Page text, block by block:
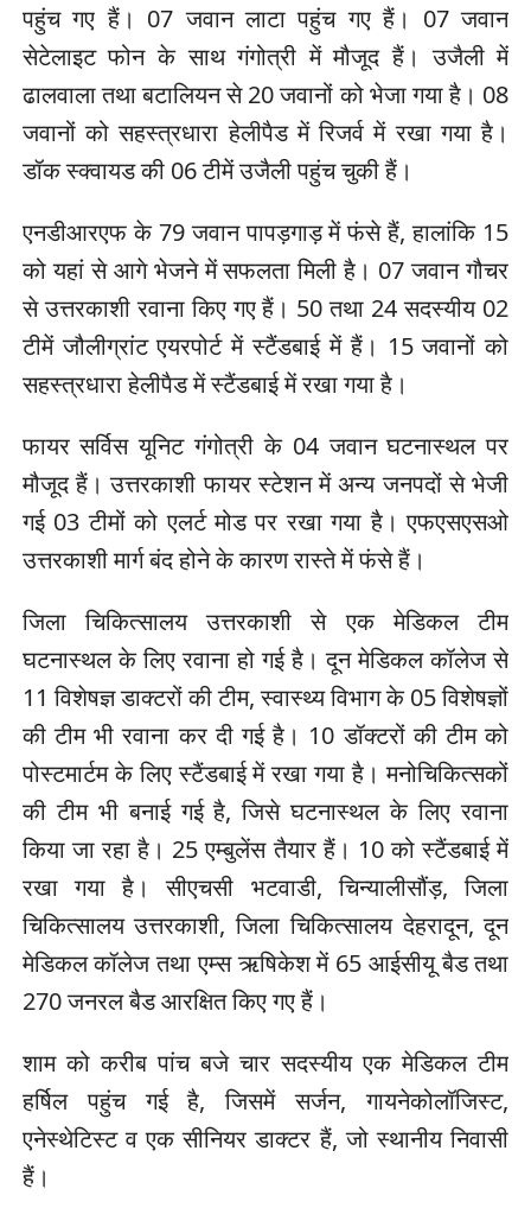
पहुंच गए हैं। 07 जवान लाटा पहुंच गए हैं। 07 जवान
सेटेलाइट फोन के साथ गंगोत्री में मौजूद हैं। उजैली में
ढालवाला तथा बटालियन से 20 जवानों को भेजा गया है। 08
जवानों को सहस्त्रधारा हेलीपैड में रिजर्व में रखा गया है।
डॉक स्क्वायड की 06 टीमें उजैली पहुंच चुकी हैं।
एनडीआरएफ के 79 जवान पापड़गाड़ में फंसे हैं, हालांकि 15
को यहां से आगे भेजने में सफलता मिली है। 07 जवान गौचर
से उत्तरकाशी रवाना किए गए हैं। 50 तथा 24 सदस्यीय 02
टीमें जौलीग्रांट एयरपोर्ट में स्टैंडबाई में हैं। 15 जवानों को
सहस्त्रधारा हेलीपैड में स्टैंडबाई में रखा गया है।
फायर सर्विस यूनिट गंगोत्री के 04 जवान घटनास्थल पर
मौजूद हैं। उत्तरकाशी फायर स्टेशन में अन्य जनपदों से भेजी
गई 03 टीमों को एलर्ट मोड पर रखा गया है। एफएसएसओ
उत्तरकाशी मार्ग बंद होने के कारण रास्ते में फंसे हैं।
जिला चिकित्सालय उत्तरकाशी से एक मेडिकल टीम
घटनास्थल के लिए रवाना हो गई है। दून मेडिकल कॉलेज से
11 विशेषज्ञ डाक्टरों की टीम, स्वास्थ्य विभाग के 05 विशेषज्ञों
की टीम भी रवाना कर दी गई है। 10 डॉक्टरों की टीम को
पोस्टमार्टम के लिए स्टैंडबाई में रखा गया है। मनोचिकित्सकों
की टीम भी बनाई गई है, जिसे घटनास्थल के लिए रवाना
किया जा रहा है। 25 एम्बुलेंस तैयार हैं। 10 को स्टैंडबाई में
रखा गया है। सीएचसी भटवाडी, चिन्यालीसौंड़, जिला
चिकित्सालय उत्तरकाशी, जिला चिकित्सालय देहरादून, दून
मेडिकल कॉलेज तथा एम्स ऋषिकेश में 65 आईसीयू बैड तथा
270 जनरल बैड आरक्षित किए गए हैं।
शाम को करीब पांच बजे चार सदस्यीय एक मेडिकल टीम
हर्षिल पहुंच गई है, जिसमें सर्जन, गायनेकोलॉजिस्ट,
एनेस्थेटिस्ट व एक सीनियर डाक्टर हैं, जो स्थानीय निवासी
हैं।